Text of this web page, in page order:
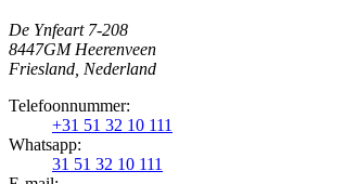
De Ynfeart 7-208
8447GM Heerenveen
Friesland, Nederland
Telefoonnummer:
+31 51 32 10 111
Whatsapp:
31 51 32 10 111